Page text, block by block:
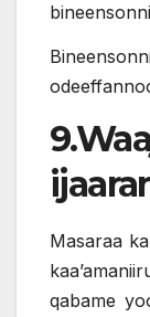
Masaraa
qabame